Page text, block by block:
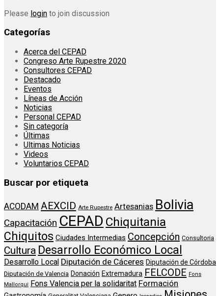
Please login to join discussion
Categorías
Acerca del CEPAD
Congreso Arte Rupestre 2020
Consultores CEPAD
Destacado
Eventos
Líneas de Acción
Noticias
Personal CEPAD
Sin categoría
Últimas
Ultimas Noticias
Videos
Voluntarios CEPAD
Buscar por etiqueta
ACODAM AEXCID Arte Rupestre Artesanias Bolivia
Capacitación CEPAD Chiquitania
Chiquitos Ciudades Intermedias Concepción Consultoria
Cultura Desarrollo Económico Local
Desarrollo Local Diputación de Cáceres Diputación de Córdoba
Diputación de Valencia Donación Extremadura FELCODE Fons
Mallorqui
Fons Valencia per la solidaritat Formación